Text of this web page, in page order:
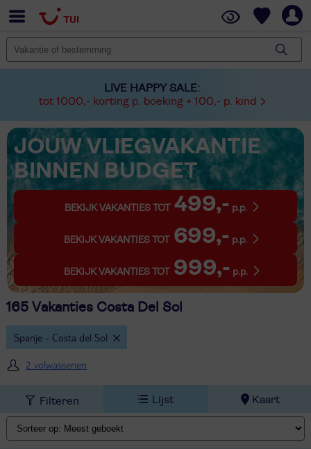
LIVE HAPPY SALE:
tot 1000,- korting p. boeking + 100,- p. kind
JOUW VLIEGVAKANTIE
BINNEN BUDGET
BEKIJK VAKANTIES TOT 499,- p.p.
BEKIJK VAKANTIES TOT 699,- p.p.
BEKIJK VAKANTIES TOT 999,- p.p.
165 Vakanties Costa Del Sol
Spanje - Costa del Sol
2 volwassenen
Filteren Lijst Kaart